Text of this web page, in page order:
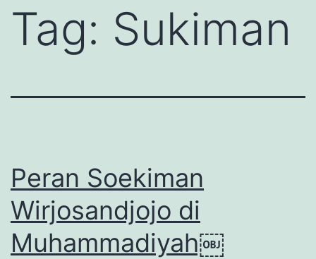
Tag: Sukiman
Peran Soekiman
Wirjosandjojo di
Muhammadiyah￼